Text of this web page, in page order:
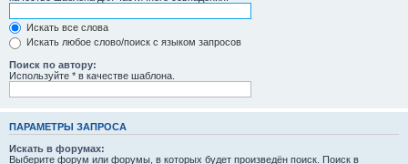
Искать все слова
Искать любое слово/поиск с языком запросов
Поиск по автору:
Используйте * в качестве шаблона.
ПАРАМЕТРЫ ЗАПРОСА
Искать в форумах:
Выберите форум или форумы, в которых будет произведён поиск. Поиск в